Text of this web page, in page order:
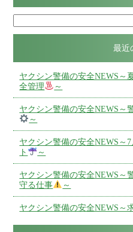
最近
ヤクシン警備の安全NEWS～
全管理
～
ヤクシン警備の安全NEWS～
～
ヤクシン警備の安全NEWS～
ト
～
ヤクシン警備の安全NEWS～
守る仕事
～
ヤクシン警備の安全NEWS～